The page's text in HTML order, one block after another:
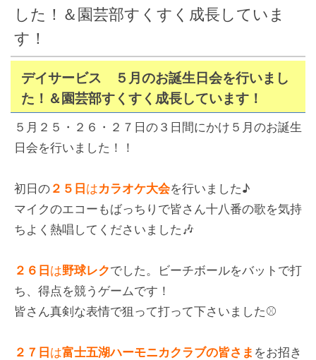
した！＆園芸部すくすく成長していま
す！
デイサービス ５月のお誕生日会を行いまし
た！＆園芸部すくすく成長しています！
５月２５・２６・２７日の３日間にかけ５月のお誕生
日会を行いました！！
初日の２５日はカラオケ大会を行いました♪
マイクのエコーもばっちりで皆さん十八番の歌を気持
ちよく熱唱してくださいました🎶
２６日は野球レクでした。ビーチボールをバットで打
ち、得点を競うゲームです！
皆さん真剣な表情で狙って打って下さいました⚾
２７日は富士五湖ハーモニカクラブの皆さま をお招き